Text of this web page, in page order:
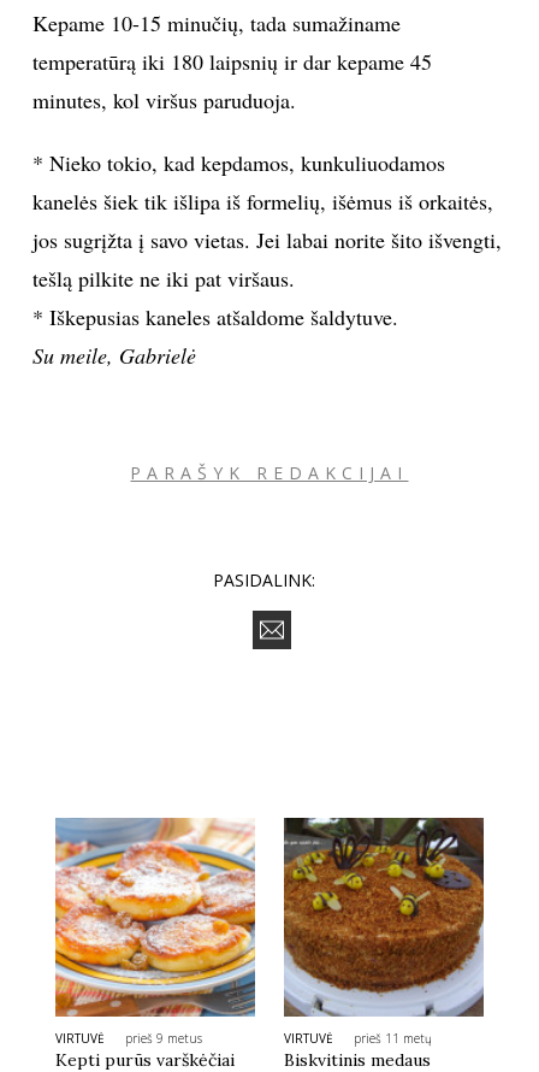
Kepame 10-15 minučių, tada sumažiname
temperatūrą iki 180 laipsnių ir dar kepame 45
minutes, kol viršus paruduoja.
* Nieko tokio, kad kepdamos, kunkuliuodamos
kanelės šiek tik išlipa iš formelių, išėmus iš orkaitės,
jos sugrįžta į savo vietas. Jei labai norite šito išvengti,
tešlą pilkite ne iki pat viršaus.
* Iškepusias kaneles atšaldome šaldytuve.
Su meile, Gabrielė
PARAŠYK REDAKCIJAI
PASIDALINK:
VIRTUVĖ prieš 9 metus
Kepti purūs varškėčiai
VIRTUVĖ prieš 11 metų
Biskvitinis medaus